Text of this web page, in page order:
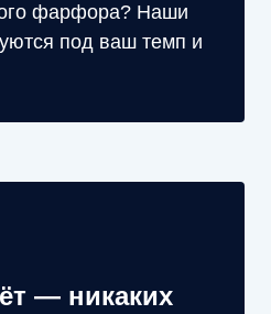
фарфора? Наши
под ваш темп и
— никаких